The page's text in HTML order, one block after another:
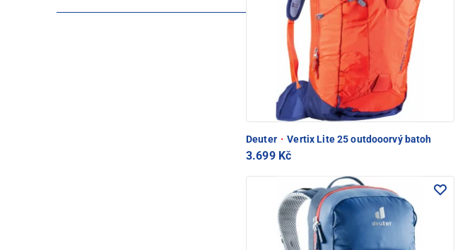
Deuter · Vertix Lite 25 outdooorvý batoh
3.699 Kč